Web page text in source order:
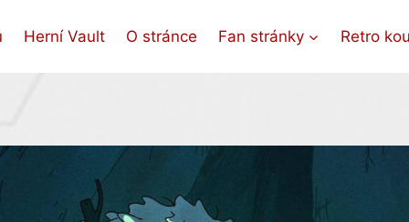
Herní Vault O stránce Fan stránky Retro